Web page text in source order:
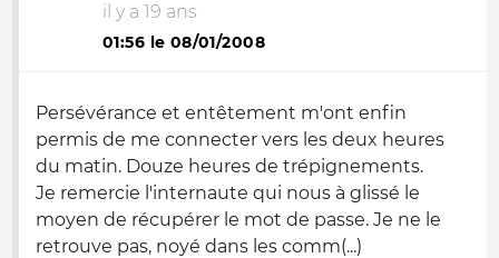
il y a 19 ans
01:56 le 08/01/2008
Persévérance et entêtement m'ont enfin
permis de me connecter vers les deux heures
du matin. Douze heures de trépignements.
Je remercie l'internaute qui nous à glissé le
moyen de récupérer le mot de passe. Je ne le
retrouve pas, noyé dans les comm(...)